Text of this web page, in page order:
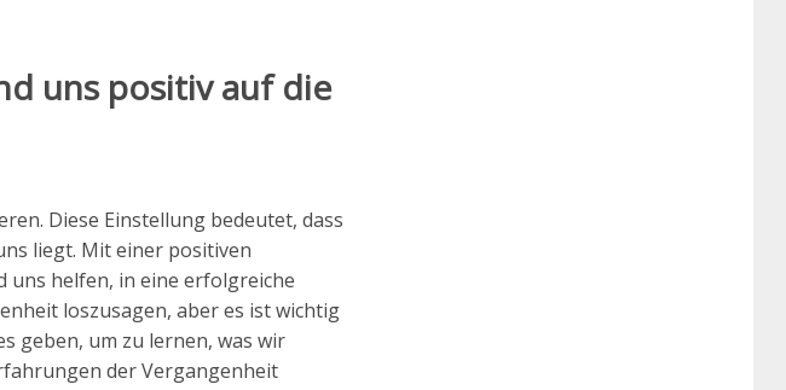
uns positiv auf die
Diese Einstellung bedeutet, dass
liegt. Mit einer positiven
uns helfen, in eine erfolgreiche
loszusagen, aber es ist wichtig
geben, um zu lernen, was wir
der Vergangenheit